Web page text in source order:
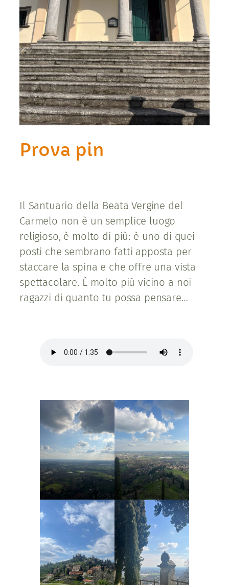
Prova pin
Il Santuario della Beata Vergine del
Carmelo non è un semplice luogo
religioso, è molto di più: è uno di quei
posti che sembrano fatti apposta per
staccare la spina e che offre una vista
spettacolare. È molto più vicino a noi
ragazzi di quanto tu possa pensare…